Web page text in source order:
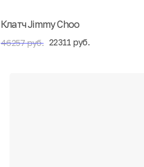
Клатч Jimmy Choo
46257 руб. 22311 руб.